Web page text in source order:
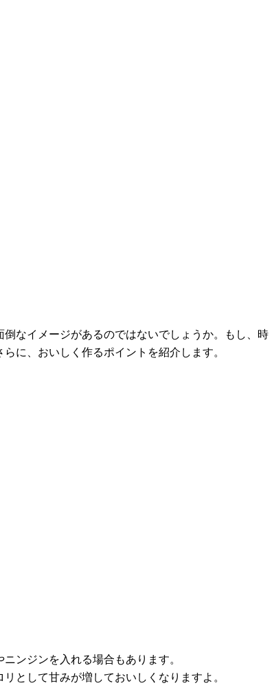
なイメージがあるのではないでしょうか。もし、時
に、おいしく作るポイントを紹介します。
ンジンを入れる場合もあります。
として甘みが増しておいしくなりますよ。